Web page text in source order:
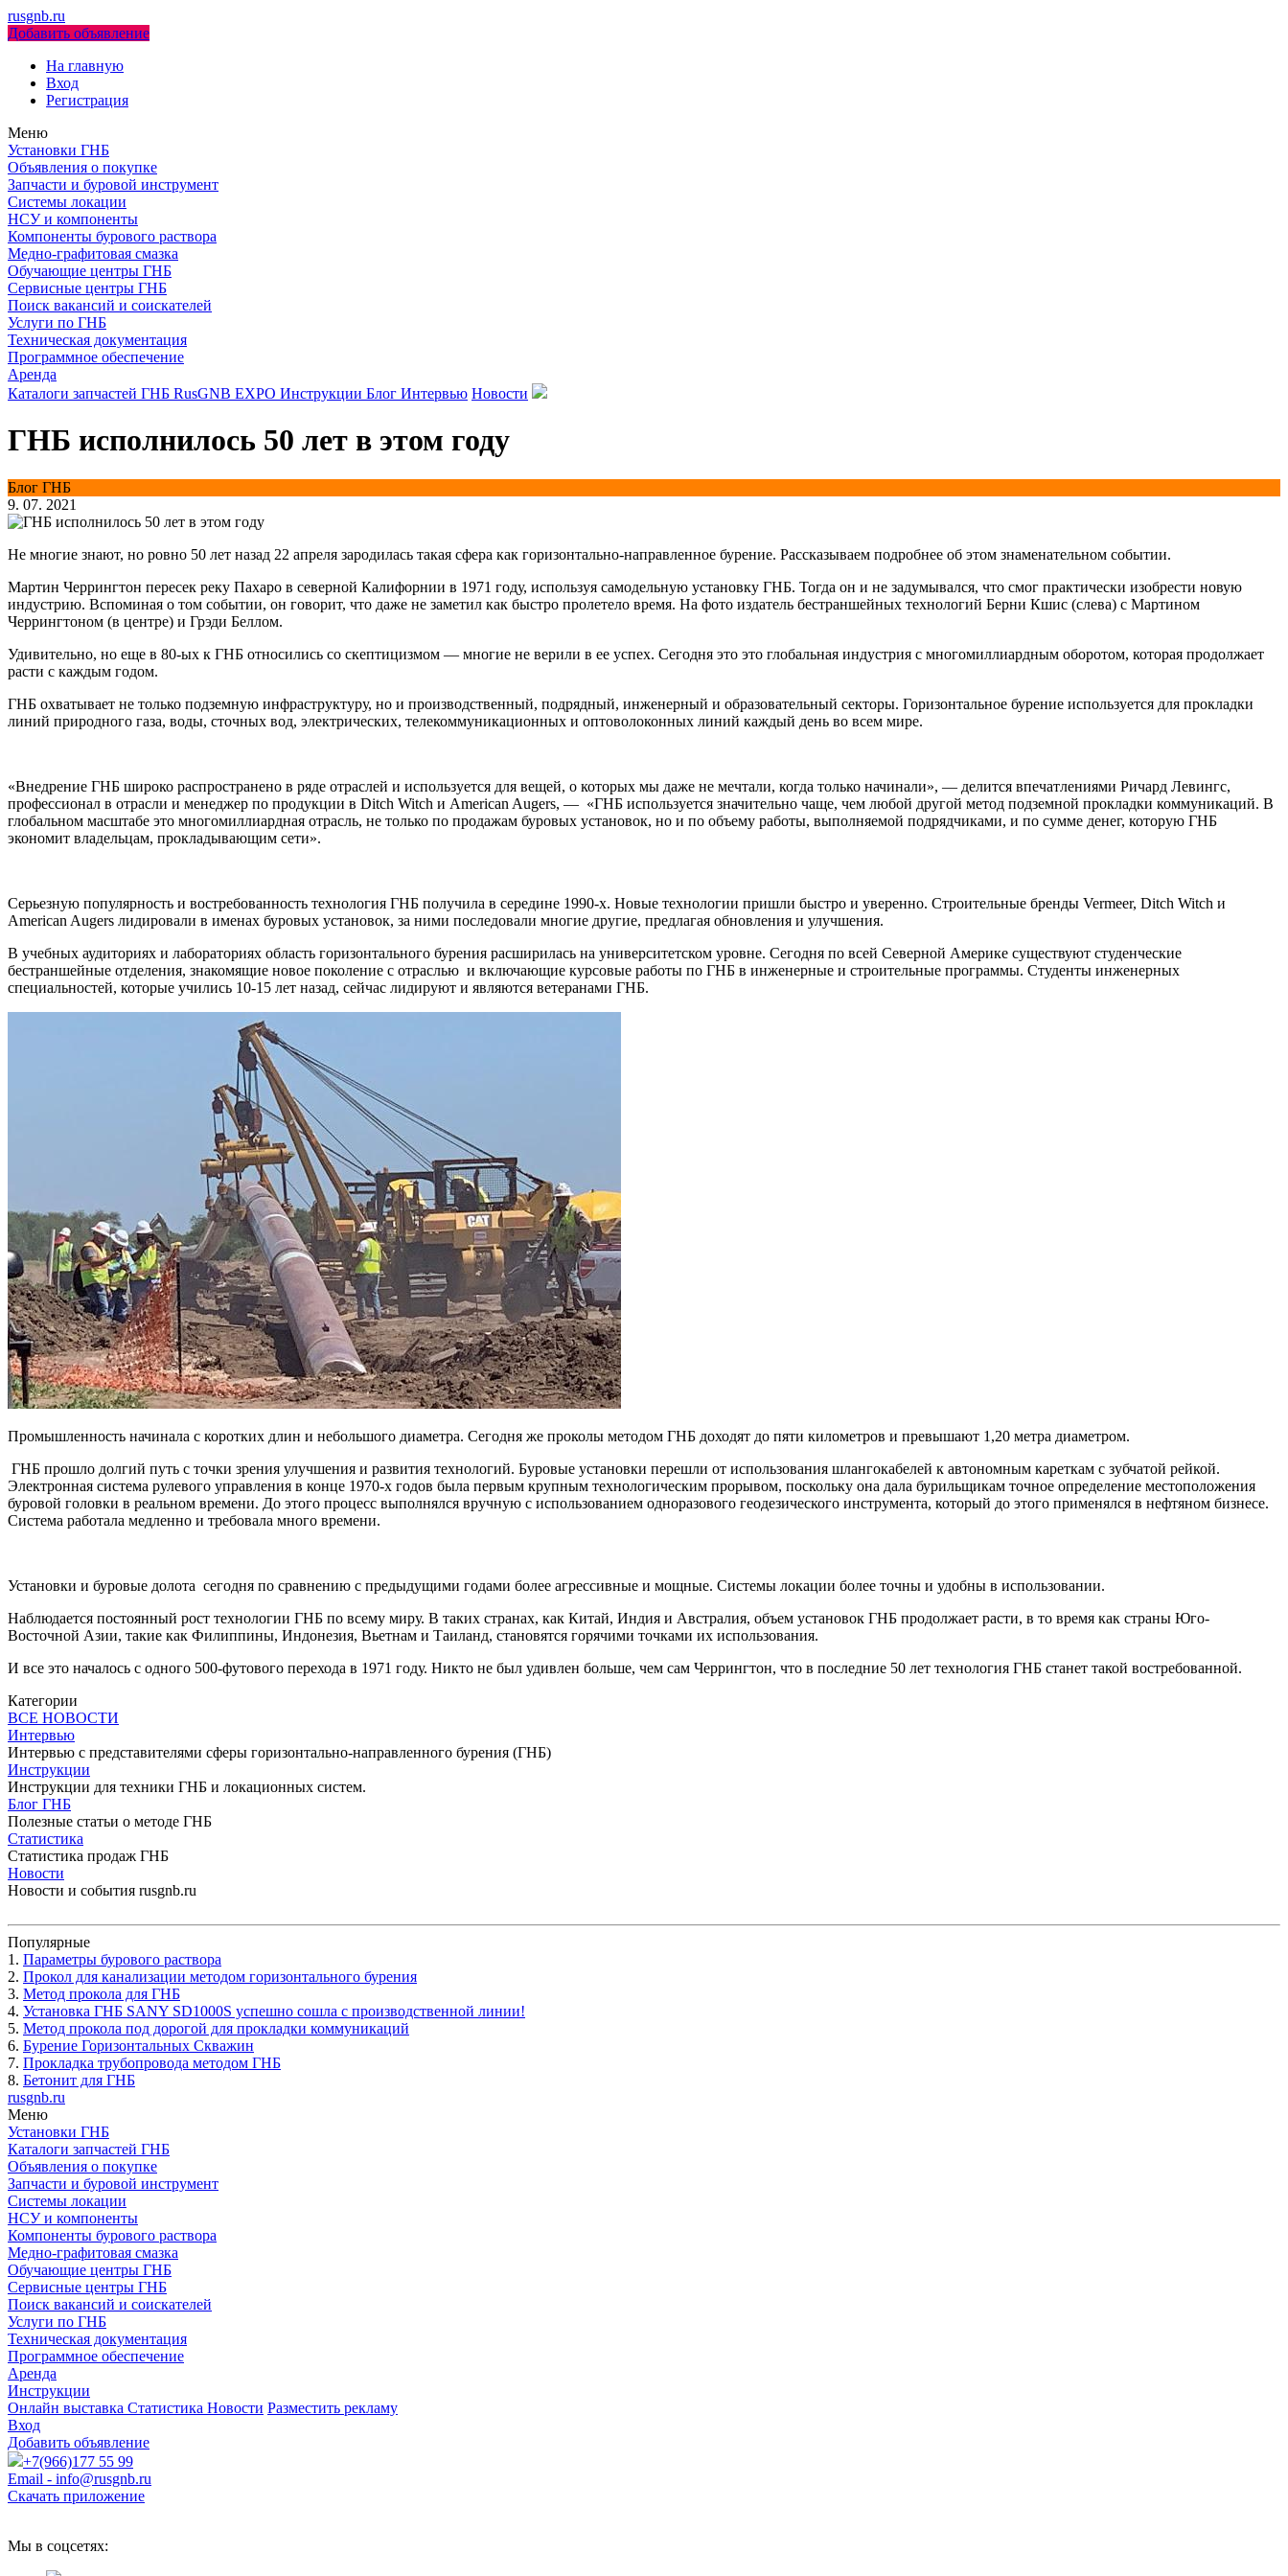
rusgnb.ru
Добавить объявление
На главную
Вход
Регистрация
Меню
Установки ГНБ
Объявления о покупке
Запчасти и буровой инструмент
Системы локации
НСУ и компоненты
Компоненты бурового раствора
Медно-графитовая смазка
Обучающие центры ГНБ
Сервисные центры ГНБ
Поиск вакансий и соискателей
Услуги по ГНБ
Техническая документация
Программное обеспечение
Аренда
Каталоги запчастей ГНБ RusGNB EXPO Инструкции Блог Интервью Новости
ГНБ исполнилось 50 лет в этом году
Блог ГНБ
9. 07. 2021
Не многие знают, но ровно 50 лет назад 22 апреля зародилась такая сфера как горизонтально-направленное бурение. Рассказываем подробнее об этом знаменательном событии.
Мартин Черрингтон пересек реку Пахаро в северной Калифорнии в 1971 году, используя самодельную установку ГНБ. Тогда он и не задумывался, что смог практически изобрести новую
индустрию. Вспоминая о том событии, он говорит, что даже не заметил как быстро пролетело время. На фото издатель бестраншейных технологий Берни Кшис (слева) с Мартином
Черрингтоном (в центре) и Грэди Беллом.
Удивительно, но еще в 80-ых к ГНБ относились со скептицизмом — многие не верили в ее успех. Сегодня это это глобальная индустрия с многомиллиардным оборотом, которая продолжает
расти с каждым годом.
ГНБ охватывает не только подземную инфраструктуру, но и производственный, подрядный, инженерный и образовательный секторы. Горизонтальное бурение используется для прокладки
линий природного газа, воды, сточных вод, электрических, телекоммуникационных и оптоволоконных линий каждый день во всем мире.
«Внедрение ГНБ широко распространено в ряде отраслей и используется для вещей, о которых мы даже не мечтали, когда только начинали», — делится впечатлениями Ричард Левингс,
профессионал в отрасли и менеджер по продукции в Ditch Witch и American Augers, — «ГНБ используется значительно чаще, чем любой другой метод подземной прокладки коммуникаций. В
глобальном масштабе это многомиллиардная отрасль, не только по продажам буровых установок, но и по объему работы, выполняемой подрядчиками, и по сумме денег, которую ГНБ
экономит владельцам, прокладывающим сети».
Серьезную популярность и востребованность технология ГНБ получила в середине 1990-х. Новые технологии пришли быстро и уверенно. Строительные бренды Vermeer, Ditch Witch и
American Augers лидировали в именах буровых установок, за ними последовали многие другие, предлагая обновления и улучшения.
В учебных аудиториях и лабораториях область горизонтального бурения расширилась на университетском уровне. Сегодня по всей Северной Америке существуют студенческие
бестраншейные отделения, знакомящие новое поколение с отраслью и включающие курсовые работы по ГНБ в инженерные и строительные программы. Студенты инженерных
специальностей, которые учились 10-15 лет назад, сейчас лидируют и являются ветеранами ГНБ.
Промышленность начинала с коротких длин и небольшого диаметра. Сегодня же проколы методом ГНБ доходят до пяти километров и превышают 1,20 метра диаметром.
ГНБ прошло долгий путь с точки зрения улучшения и развития технологий. Буровые установки перешли от использования шлангокабелей к автономным кареткам с зубчатой ​​рейкой.
Электронная система рулевого управления в конце 1970-х годов была первым крупным технологическим прорывом, поскольку она дала бурильщикам точное определение местоположения
буровой головки в реальном времени. До этого процесс выполнялся вручную с использованием одноразового геодезического инструмента, который до этого применялся в нефтяном бизнесе.
Система работала медленно и требовала много времени.
Установки и буровые долота сегодня по сравнению с предыдущими годами более агрессивные и мощные. Системы локации более точны и удобны в использовании.
Наблюдается постоянный рост технологии ГНБ по всему миру. В таких странах, как Китай, Индия и Австралия, объем установок ГНБ продолжает расти, в то время как страны Юго-
Восточной Азии, такие как Филиппины, Индонезия, Вьетнам и Таиланд, становятся горячими точками их использования.
И все это началось с одного 500-футового перехода в 1971 году. Никто не был удивлен больше, чем сам Черрингтон, что в последние 50 лет технология ГНБ станет такой востребованной.
Категории
ВСЕ НОВОСТИ
Интервью
Интервью с представителями сферы горизонтально-направленного бурения (ГНБ)
Инструкции
Инструкции для техники ГНБ и локационных систем.
Блог ГНБ
Полезные статьи о методе ГНБ
Статистика
Статистика продаж ГНБ
Новости
Новости и события rusgnb.ru
Популярные
1. Параметры бурового раствора
2. Прокол для канализации методом горизонтального бурения
3. Метод прокола для ГНБ
4. Установка ГНБ SANY SD1000S успешно сошла с производственной линии!
5. Метод прокола под дорогой для прокладки коммуникаций
6. Бурение Горизонтальных Скважин
7. Прокладка трубопровода методом ГНБ
8. Бетонит для ГНБ
rusgnb.ru
Меню
Установки ГНБ
Каталоги запчастей ГНБ
Объявления о покупке
Запчасти и буровой инструмент
Системы локации
НСУ и компоненты
Компоненты бурового раствора
Медно-графитовая смазка
Обучающие центры ГНБ
Сервисные центры ГНБ
Поиск вакансий и соискателей
Услуги по ГНБ
Техническая документация
Программное обеспечение
Аренда
Инструкции
Онлайн выставка Статистика Новости Разместить рекламу
Вход
Добавить объявление
+7(966)177 55 99
Email - info@rusgnb.ru
Скачать приложение
Мы в соцсетях: